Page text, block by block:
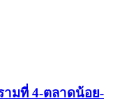
ามที่ 4-ตลาดน้อย-